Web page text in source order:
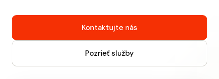
Kontaktujte nás
Pozrieť služby